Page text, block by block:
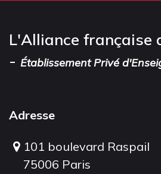
L'Alliance française
- Établissement Privé
Adresse
101 boulevard Raspail
75006 Paris